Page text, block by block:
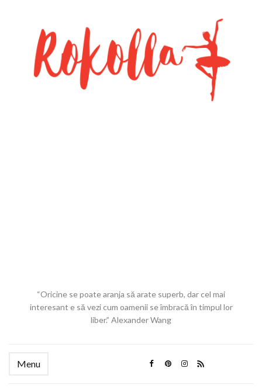
“Oricine se poate aranja să arate superb, dar cel mai
interesant e să vezi cum oamenii se îmbracă în timpul lor
liber.” Alexander Wang
Menu